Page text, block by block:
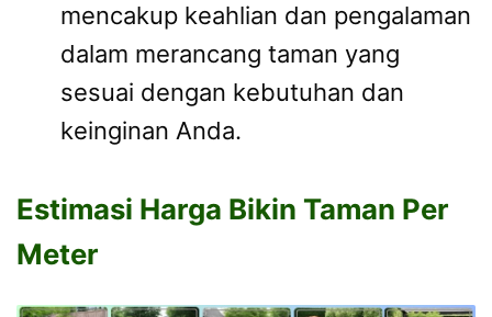
mencakup keahlian dan pengalaman
dalam merancang taman yang
sesuai dengan kebutuhan dan
keinginan Anda.
Estimasi Harga Bikin Taman Per
Meter